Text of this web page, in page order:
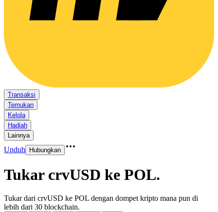
Transaksi
Temukan
Kelola
Hadiah
Lainnya
Unduh Hubungkan
Tukar crvUSD ke POL.
Tukar dari crvUSD ke POL dengan dompet kripto mana pun di
lebih dari 30 blockchain.